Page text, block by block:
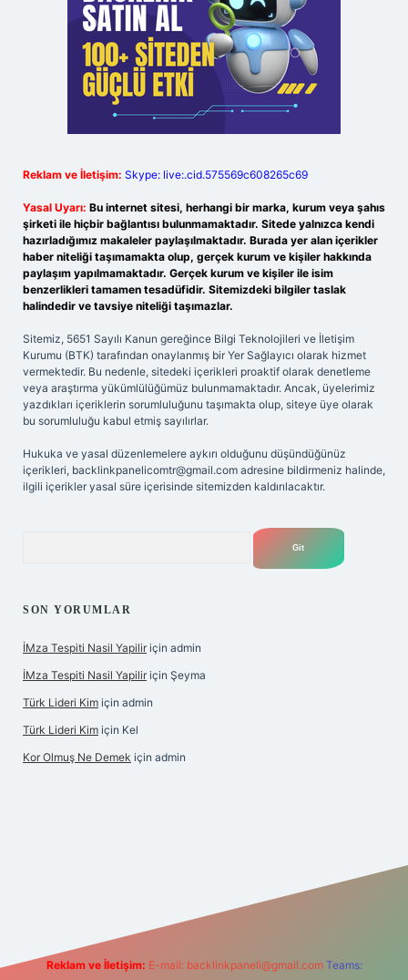
Reklam ve İletişim: Skype: live:.cid.575569c608265c69
Yasal Uyarı: Bu internet sitesi, herhangi bir marka, kurum veya şahıs
şirketi ile hiçbir bağlantısı bulunmamaktadır. Sitede yalnızca kendi
hazırladığımız makaleler paylaşılmaktadır. Burada yer alan içerikler
haber niteliği taşımamakta olup, gerçek kurum ve kişiler hakkında
paylaşım yapılmamaktadır. Gerçek kurum ve kişiler ile isim
benzerlikleri tamamen tesadüfidir. Sitemizdeki bilgiler taslak
halindedir ve tavsiye niteliği taşımazlar.
Sitemiz, 5651 Sayılı Kanun gereğince Bilgi Teknolojileri ve İletişim
Kurumu (BTK) tarafından onaylanmış bir Yer Sağlayıcı olarak hizmet
vermektedir. Bu nedenle, sitedeki içerikleri proaktif olarak denetleme
veya araştırma yükümlülüğümüz bulunmamaktadır. Ancak, üyelerimiz
yazdıkları içeriklerin sorumluluğunu taşımakta olup, siteye üye olarak
bu sorumluluğu kabul etmiş sayılırlar.
Hukuka ve yasal düzenlemelere aykırı olduğunu düşündüğünüz
içerikleri, backlinkpanelicomtr@gmail.com adresine bildirmeniz halinde,
ilgili içerikler yasal süre içerisinde sitemizden kaldırılacaktır.
SON YORUMLAR
İMza Tespiti Nasil Yapilir için admin
İMza Tespiti Nasil Yapilir için Şeyma
Türk Lideri Kim için admin
Türk Lideri Kim için Kel
Kor Olmuş Ne Demek için admin
Reklam ve İletişim: E-mail: backlinkpaneli@gmail.com Teams: